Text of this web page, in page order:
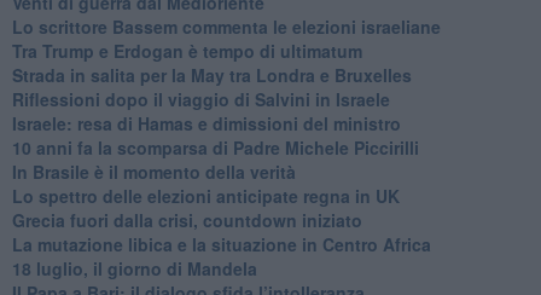
Lo scrittore Bassem commenta le elezioni israeliane
Tra Trump e Erdogan è tempo di ultimatum
Strada in salita per la May tra Londra e Bruxelles
Riflessioni dopo il viaggio di Salvini in Israele
Israele: resa di Hamas e dimissioni del ministro
10 anni fa la scomparsa di Padre Michele Piccirilli
In Brasile è il momento della verità
Lo spettro delle elezioni anticipate regna in UK
Grecia fuori dalla crisi, countdown iniziato
La mutazione libica e la situazione in Centro Africa
18 luglio, il giorno di Mandela